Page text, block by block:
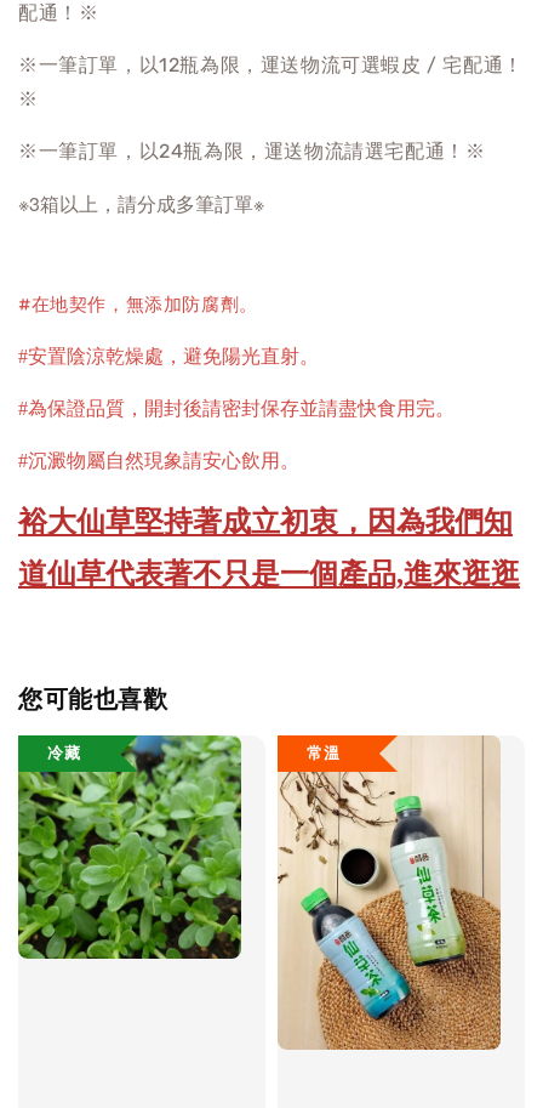
配通！※
※一筆訂單，以12瓶為限，運送物流可選蝦皮 / 宅配通！
※
※一筆訂單，以24瓶為限，運送物流請選宅配通！※
※3箱以上，請分成多筆訂單※
#在地契作，無添加防腐劑。
#安置陰涼乾燥處，避免陽光直射。
#為保證品質，開封後請密封保存並請盡快食用完。
#沉澱物屬自然現象請安心飲用。
裕大仙草堅持著成立初衷，因為我們知
道仙草代表著不只是一個產品,進來逛逛
您可能也喜歡
冷藏 常溫